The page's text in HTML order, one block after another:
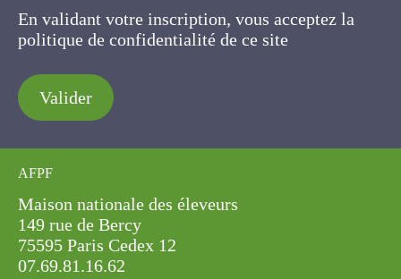
En validant votre inscription, vous acceptez la
politique de confidentialité de ce site
Valider
AFPF
Maison nationale des éleveurs
149 rue de Bercy
75595 Paris Cedex 12
07.69.81.16.62